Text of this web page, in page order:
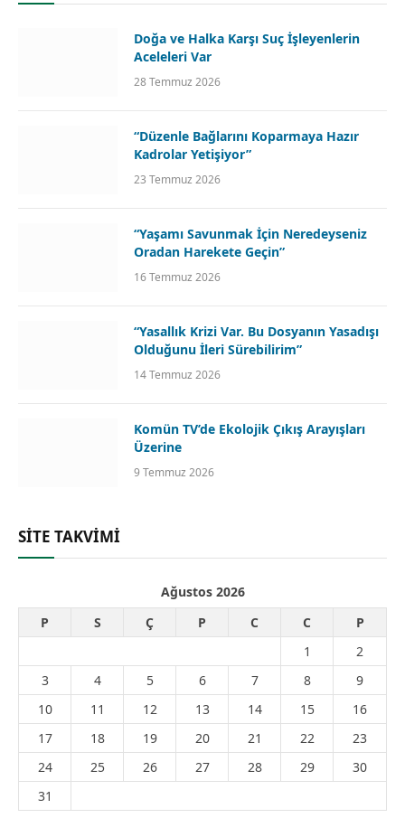
Doğa ve Halka Karşı Suç İşleyenlerin
Aceleleri Var
28 Temmuz 2026
“Düzenle Bağlarını Koparmaya Hazır
Kadrolar Yetişiyor”
23 Temmuz 2026
“Yaşamı Savunmak İçin Neredeyseniz
Oradan Harekete Geçin”
16 Temmuz 2026
“Yasallık Krizi Var. Bu Dosyanın Yasadışı
Olduğunu İleri Sürebilirim”
14 Temmuz 2026
Komün TV’de Ekolojik Çıkış Arayışları
Üzerine
9 Temmuz 2026
SİTE TAKVİMİ
Ağustos 2026
P
S Ç P C C
P
1
2
3
4 5 6 7 8
9
10
11 12 13 14 15
16
17
18 19 20 21 22
23
24
25 26 27 28 29
30
31